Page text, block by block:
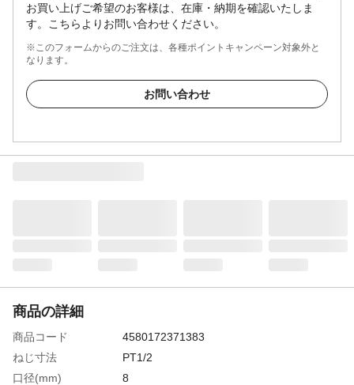
お買い上げご希望のお客様は、在庫・納期を確認いたしま
す。こちらよりお問い合わせください。
※このフォームからのご注文は、各種ポイントキャンペーン対象外と
なります。
お問い合わせ
商品の詳細
商品コード
4580172371383
ねじ寸法
PT1/2
口径(mm)
8